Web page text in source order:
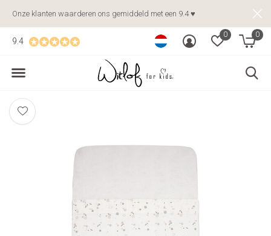
0 0
9.4
Onze klanten waarderen ons gemiddeld met een 9.4 ♥